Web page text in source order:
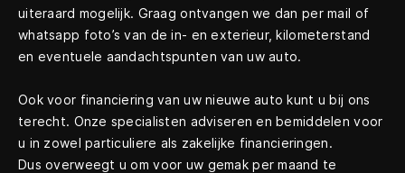
uiteraard mogelijk. Graag ontvangen we dan per mail of
whatsapp foto’s van de in- en exterieur, kilometerstand
en eventuele aandachtspunten van uw auto.
Ook voor financiering van uw nieuwe auto kunt u bij ons
terecht. Onze specialisten adviseren en bemiddelen voor
u in zowel particuliere als zakelijke financieringen.
Dus overweegt u om voor uw gemak per maand te